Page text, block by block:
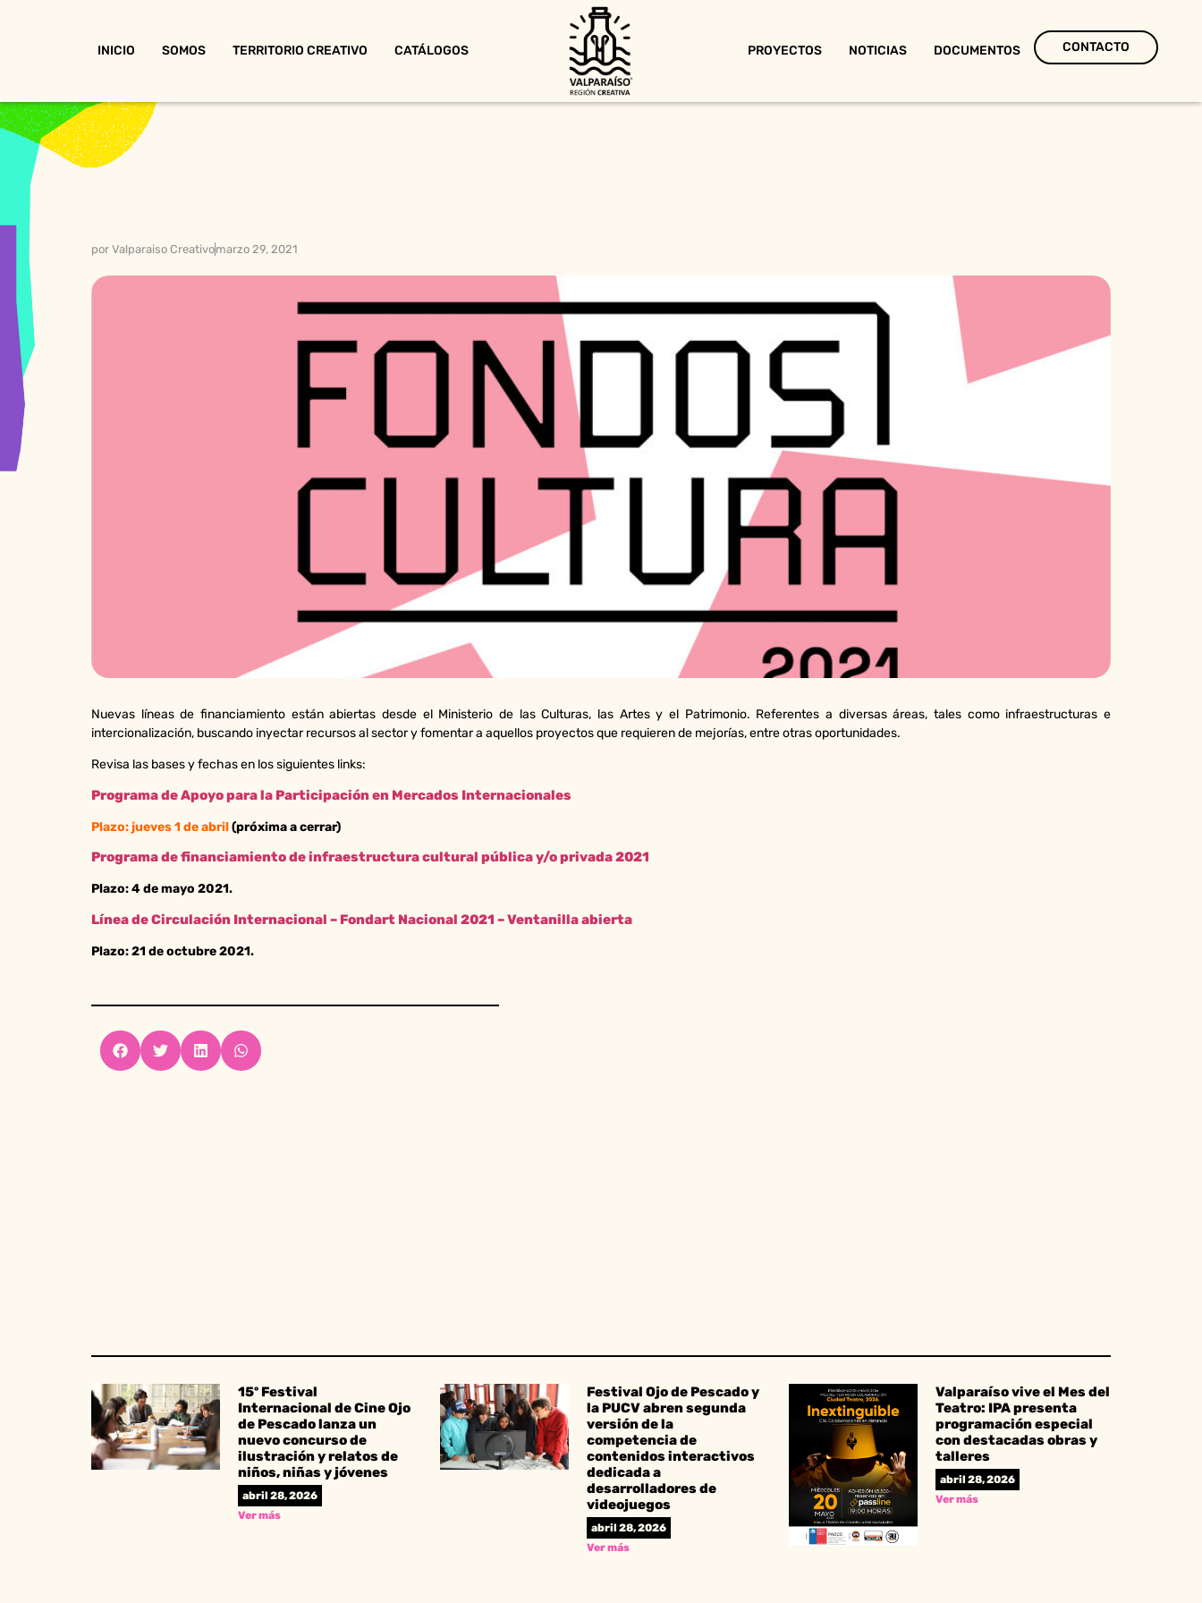
INICIO SOMOS TERRITORIO CREATIVO CATÁLOGOS PROYECTOS NOTICIAS DOCUMENTOS CONTACTO
por Valparaiso Creativomarzo 29, 2021
Nuevas líneas de financiamiento están abiertas desde el Ministerio de las Culturas, las Artes y el Patrimonio. Referentes a diversas áreas, tales como infraestructuras e
intercionalización, buscando inyectar recursos al sector y fomentar a aquellos proyectos que requieren de mejorías, entre otras oportunidades.
Revisa las bases y fechas en los siguientes links:
Programa de Apoyo para la Participación en Mercados Internacionales
Plazo: jueves 1 de abril(próxima a cerrar)
Programa de financiamiento de infraestructura cultural pública y/o privada 2021
Plazo: 4 de mayo 2021.
Línea de Circulación Internacional – Fondart Nacional 2021 – Ventanilla abierta
Plazo: 21 de octubre 2021.
15º Festival
Internacional de Cine Ojo
de Pescado lanza un
nuevo concurso de
ilustración y relatos de
niños, niñas y jóvenes
abril 28, 2026
Ver más
Festival Ojo de Pescado y
la PUCV abren segunda
versión de la
competencia de
contenidos interactivos
dedicada a
desarrolladores de
videojuegos
abril 28, 2026
Ver más
Valparaíso vive el Mes del
Teatro: IPA presenta
programación especial
con destacadas obras y
talleres
abril 28, 2026
Ver más